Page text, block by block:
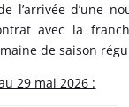
l’arrivée d’une
avec la
de saison
29 mai 2026 :